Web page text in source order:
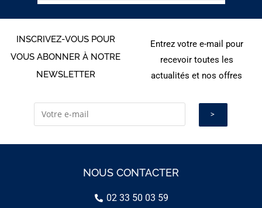
INSCRIVEZ-VOUS POUR
VOUS ABONNER À NOTRE
NEWSLETTER
Entrez votre e-mail pour
recevoir toutes les
actualités et nos offres
NOUS CONTACTER
02 33 50 03 59